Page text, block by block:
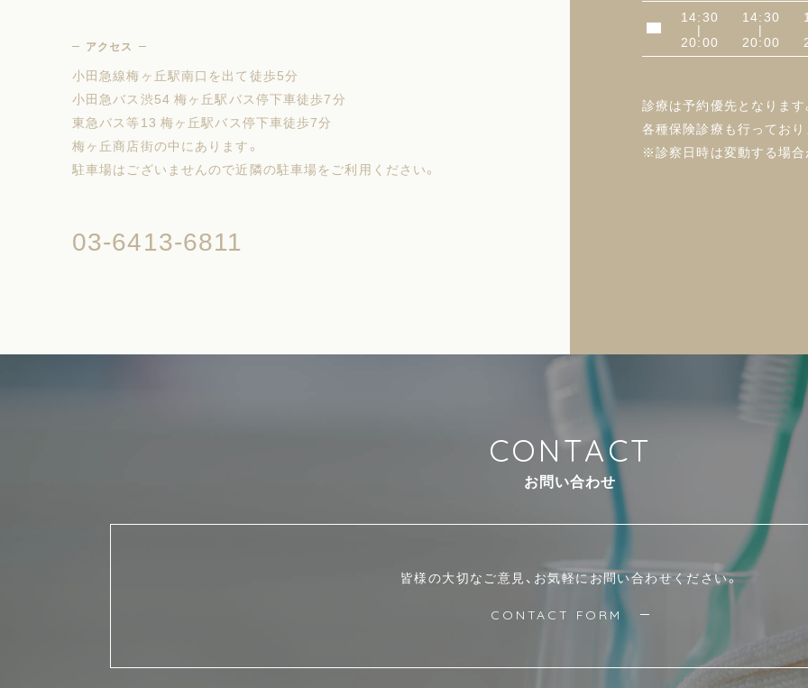
アクセス
小田急線梅ヶ丘駅南口を出て徒歩5分
小田急バス渋54 梅ヶ丘駅バス停下車徒歩7分
東急バス等13 梅ヶ丘駅バス停下車徒歩7分
梅ヶ丘商店街の中にあります。
駐車場はございませんので近隣の駐車場をご利用ください。
03-6413-6811
14:30
|
20:00
14:30
|
20:00
診療は予約優先となります
各種保険診療も行ってお
※診察日時は変動する場合
CONTACT
お問い合わせ
皆様の大切なご意見、お気軽にお問い合わせください。
CONTACT FORM